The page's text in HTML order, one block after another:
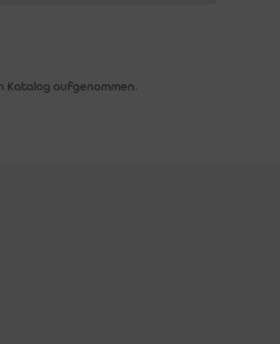
Katalog aufgenommen.